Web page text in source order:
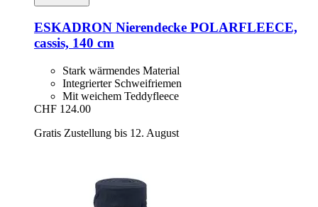
ESKADRON Nierendecke POLARFLEECE,
cassis, 140 cm
Stark wärmendes Material
Integrierter Schweifriemen
Mit weichem Teddyfleece
CHF 124.00
Gratis Zustellung bis 12. August